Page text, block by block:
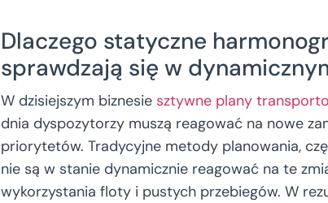
Dlaczego statyczne
sprawdzają się w
W dzisiejszym biznesie sztywne plany
dnia dyspozytorzy muszą reagować na nowe
priorytetów. Tradycyjne metody planowania,
nie są w stanie dynamicznie reagować na te
wykorzystania floty i pustych przebiegów. W